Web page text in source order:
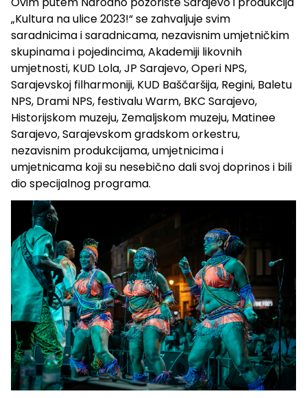
„Kultura na ulice 2023!“ se zahvaljuje svim
saradnicima i saradnicama, nezavisnim umjetničkim
skupinama i pojedincima, Akademiji likovnih
umjetnosti, KUD Lola, JP Sarajevo, Operi NPS,
Sarajevskoj filharmoniji, KUD Baščaršija, Regini, Baletu
NPS, Drami NPS, festivalu Warm, BKC Sarajevo,
Historijskom muzeju, Zemaljskom muzeju, Matinee
Sarajevo, Sarajevskom gradskom orkestru,
nezavisnim produkcijama, umjetnicima i
umjetnicama koji su nesebično dali svoj doprinos i bili
dio specijalnog programa.